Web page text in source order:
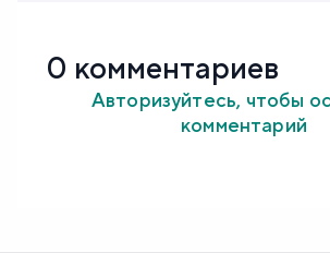
0 комментариев
Авторизуйтесь, чтобы
комментарий